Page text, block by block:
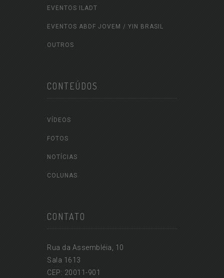
EVENTOS ILADT
EVENTOS ABDF JOVEM / YIN BRASIL
OUTROS
CONTEÚDOS
VÍDEOS
FOTOS
NOTÍCIAS
COLUNAS
CONTATO
Rua da Assembléia, 10
Sala 1613
CEP: 20011-901